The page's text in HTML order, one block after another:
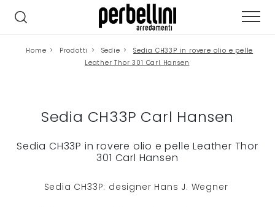
Home > Prodotti > Sedie >
Sedia CH33P in rovere olio e pelle
Leather Thor 301 Carl Hansen
Sedia CH33P Carl Hansen
Sedia CH33P in rovere olio e pelle Leather Thor
301 Carl Hansen
Sedia CH33P: designer Hans J. Wegner